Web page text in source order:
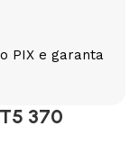
PIX e garanta
370